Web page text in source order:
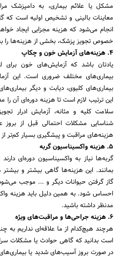
مشکل یا علائم بیماری، به دامپزشک
معاینات بالینی و تشخیص اولیه است که
انجام می‌شود که هزینه مجزایی ایجاد
خصوص تجویز پزشک، بخشی از هزینه‌ها
4. هزینه‌های آزمایش‌ خون و چکاپ‌
یادتان باشد که آزمایش‌های خون
بیماری‌های مختلف ضروری است. این
بیماری‌های کلیوی، دیابت و دیگر
این ترتیب لازم است تا هزینه دوره‌ای آن
سلامت کلیه و مثانه، آزمایش ادرار
شناسایی مشکلات احتمالی قبل از
هزینه‌های مراقبت و پیشگیری بسیار کم‌تر
5. هزینه واکسیناسیون گربه
گربه‌ها نیاز به واکسیناسیون دوره‌ای
بمانند. این هزینه‌ها گاهی بیشتر و
گاز گرفتن حیوانات دیگر و ... موجب
احساس شود. به همین دلیل باید هزینه
مدنظر داشته باشید.
6. هزینه جراحی‌ها و مراقبت‌های ویژه
هرچند هیچ‌کدام از ما علاقه‌ای نداریم به
است بدانید که گاهی حوادث یا مشکلات
در صورت بروز آسیب‌های شدید یا